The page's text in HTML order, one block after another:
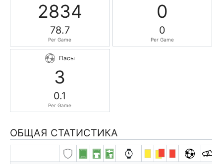
2834
78.7
Per Game
0
0
Per Game
Пасы
3
0.1
Per Game
ОБЩАЯ СТАТИСТИКА